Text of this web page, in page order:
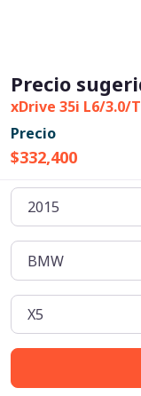
Precio
xDrive 35i L6/3.0/
Precio
$332,400